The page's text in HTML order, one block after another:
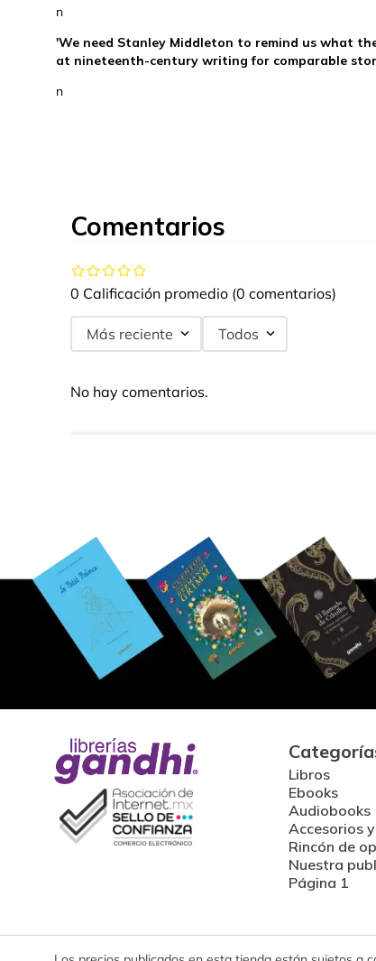
n
'We need Stanley Middleton to remind us what
at nineteenth-century writing for comparable
n
Comentarios
0 Calificación promedio (0 comentarios)
Más reciente Todos
No hay comentarios.
Libros
Ebooks
Audiobooks
Accesorios
Rincón de
Nuestra
Página 1